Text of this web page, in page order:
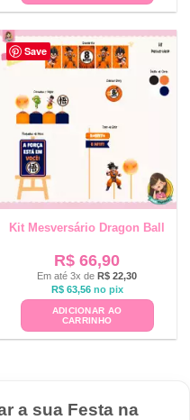
Save
Kit Mesversário Dragon Ball
R$ 66,90
Em até 3x de R$ 22,30
R$63,56 no pix
ADICIONAR AO
CARRINHO
a sua Festa na